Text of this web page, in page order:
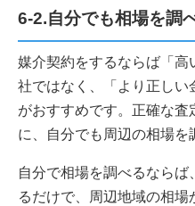
6-2.自分でも相場を調
媒介契約をするならば「高
社ではなく、「より正しい
がおすすめです。正確な
に、自分でも周辺の相場を
自分で相場を調べるなら
るだけで、周辺地域の相